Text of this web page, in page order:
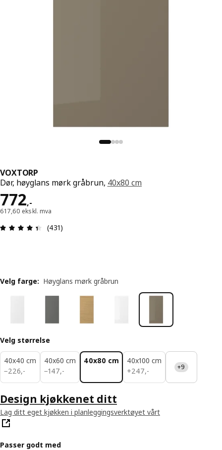
VOXTORP
Dør, høyglans mørk gråbrun, 40x80 cm
772,-
Pris 772,-
617,60 ekskl. mva
Produktomtale: 4.4 ingen kundevurdering 5
(431)
Velg farge: Høyglans mørk gråbrun
Velg størrelse
40x40 cm
−226,-
226,-
40x60 cm
−147,-
147,-
40x80 cm
40x100 cm
+247,-
247,- +9
Design kjøkkenet ditt
Lag ditt eget kjøkken i planleggingsverktøyet vårt
Passer godt med